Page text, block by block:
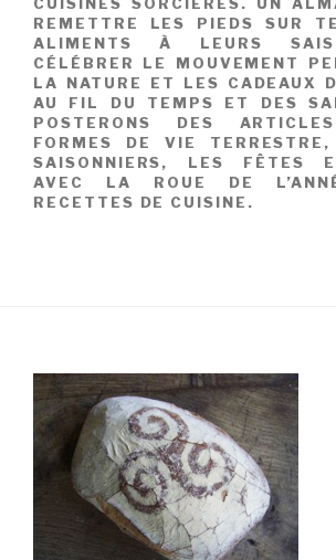
CUISINES SORCIÈRES. UN
REMETTRE LES PIEDS SUR
ALIMENTS À LEURS
CÉLÉBRER LE MOUVEMENT
LA NATURE ET LES CADEAUX
AU FIL DU TEMPS ET DES
POSTERONS DES
FORMES DE VIE
SAISONNIERS, LES FÊTES
AVEC LA ROUE DE
RECETTES DE CUISINE.